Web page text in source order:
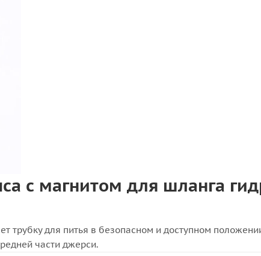
с магнитом для шланга
трубку для питья в безопасном и доступном
части джерси.